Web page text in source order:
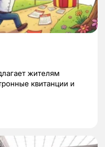
жителям
квитанции и